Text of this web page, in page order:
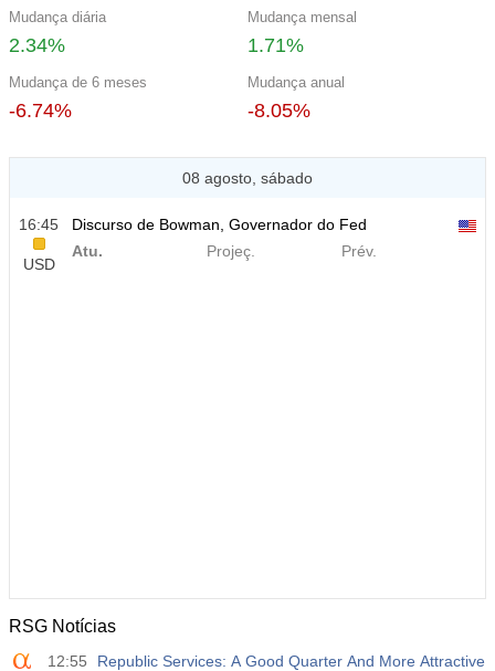
Mudança diária
2.34%
Mudança mensal
1.71%
Mudança de 6 meses
-6.74%
Mudança anual
-8.05%
08 agosto, sábado
16:45
USD
Discurso de Bowman, Governador do Fed
Atu.
Projeç. Prév.
RSG Notícias
12:55
Republic Services: A Good Quarter And More Attractive